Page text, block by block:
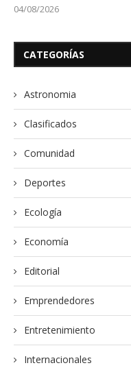
04/08/2026
CATEGORÍAS
Astronomia
Clasificados
Comunidad
Deportes
Ecología
Economía
Editorial
Emprendedores
Entretenimiento
Internacionales